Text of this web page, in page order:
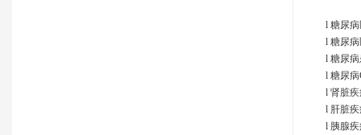
l 糖尿
l 糖尿
l 糖尿
l 糖尿
l 肾脏
l 肝脏
l 胰腺